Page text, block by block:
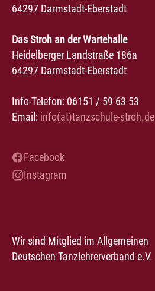
64297 Darmstadt-Eberstadt
Das Stroh an der Wartehalle
Heidelberger Landstraße 186a
64297 Darmstadt-Eberstadt
Info-Telefon: 06151 / 59 63 53
Email: info(at)tanzschule-stroh.de
Facebook
Instagram
Wir sind Mitglied im Allgemeinen
Deutschen Tanzlehrerverband e.V.